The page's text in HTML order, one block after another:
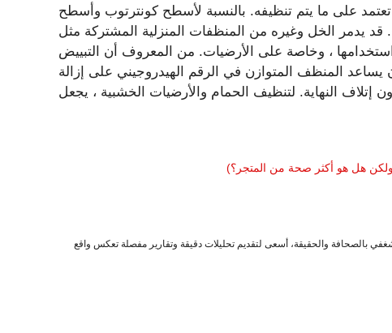
على ما يتم تنظيفه. بالنسبة لأسطح كونترتوب وأسطح
يدمر الخل وغيره من المنظفات المنزلية المشتركة مثل
استخدامها ، وخاصة على الأرضيات. من المعروف أن التبييض
يساعد المنظف المتوازن في الرقم الهيدروجيني على إزالة
بالصحافة والحقيقة، أسعى لتقديم تحليلات دقيقة وتقارير مفصلة تعكس واقع